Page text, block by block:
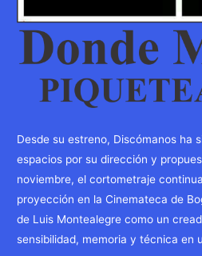
Desde su estreno, Discómanos ha
espacios por su dirección y
noviembre, el cortometraje
proyección en la Cinemateca de
de Luis Montealegre como un
sensibilidad, memoria y técnica en